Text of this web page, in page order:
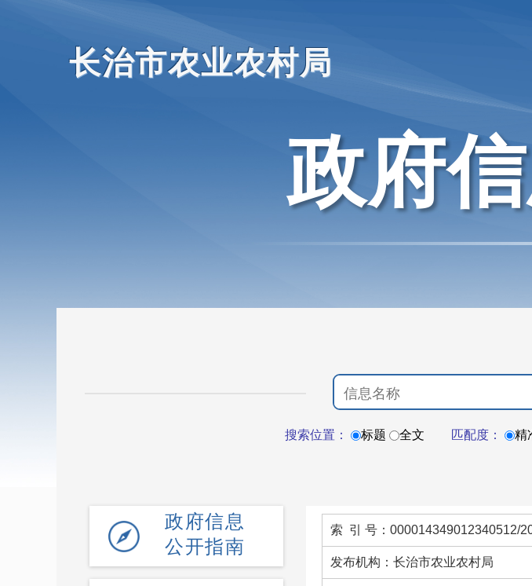
长治市农业农村局
政府
搜索位置： 标题 全文 匹配度： 精
政府信息
公开指南
索 引 号：000014349012340512/
发布机构：长治市农业农村局